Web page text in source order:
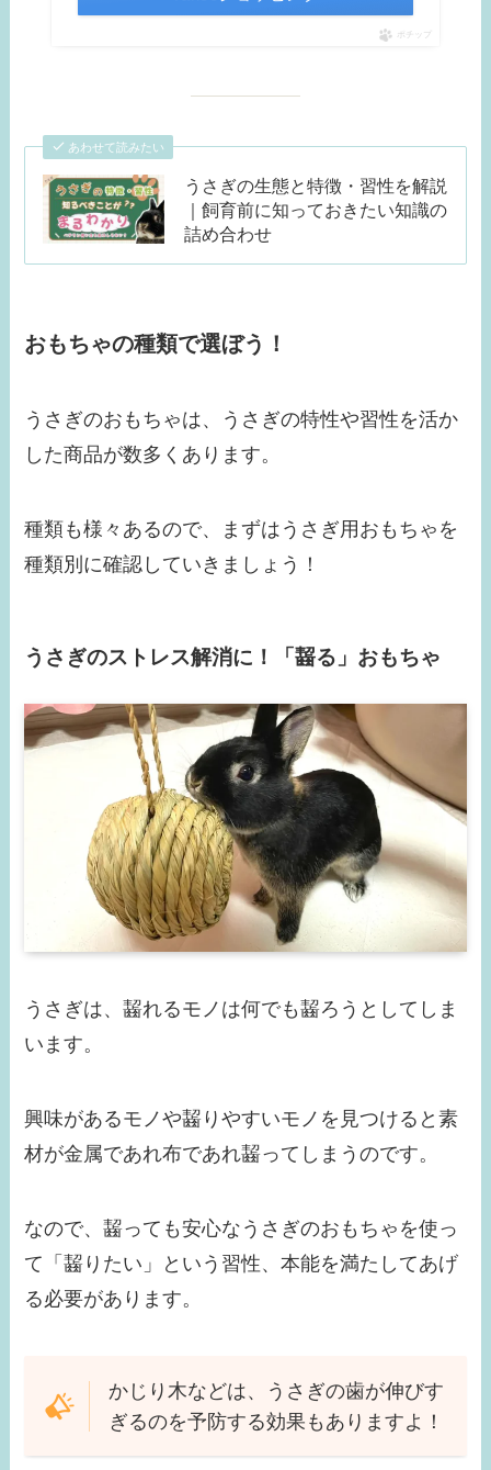
ポチップ
あわせて読みたい
うさぎの生態と特徴・習性を解説
｜飼育前に知っておきたい知識の
詰め合わせ
おもちゃの種類で選ぼう！
うさぎのおもちゃは、うさぎの特性や習性を活か
した商品が数多くあります。
種類も様々あるので、まずはうさぎ用おもちゃを
種類別に確認していきましょう！
うさぎのストレス解消に！「齧る」おもちゃ
うさぎは、齧れるモノは何でも齧ろうとしてしま
います。
興味があるモノや齧りやすいモノを見つけると素
材が金属であれ布であれ齧ってしまうのです。
なので、齧っても安心なうさぎのおもちゃを使っ
て「齧りたい」という習性、本能を満たしてあげ
る必要があります。
かじり木などは、うさぎの歯が伸びす
ぎるのを予防する効果もありますよ！